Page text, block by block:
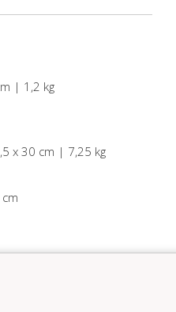
| 1,2 kg
x 30 cm | 7,25 kg